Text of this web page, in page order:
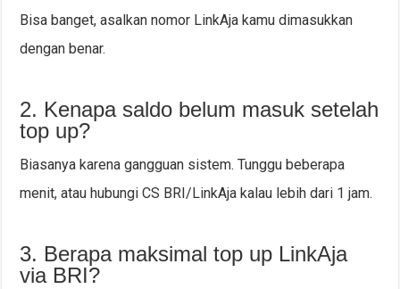
Bisa banget, asalkan nomor LinkAja kamu dimasukkan
dengan benar.
2. Kenapa saldo belum masuk setelah
top up?
Biasanya karena gangguan sistem. Tunggu beberapa
menit, atau hubungi CS BRI/LinkAja kalau lebih dari 1 jam.
3. Berapa maksimal top up LinkAja
via BRI?